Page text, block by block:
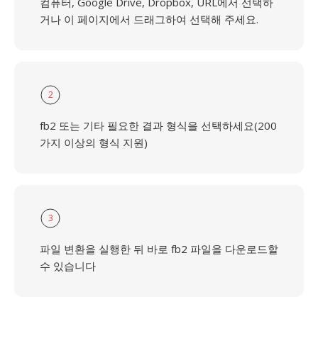
거나 이 페이지에서 드래그하여 선택해 주세요.
2
fb2 또는 기타 필요한 결과 형식을 선택하세요(200
가지 이상의 형식 지원)
3
파일 변환을 실행한 뒤 바로 fb2 파일을 다운로드할
수 있습니다